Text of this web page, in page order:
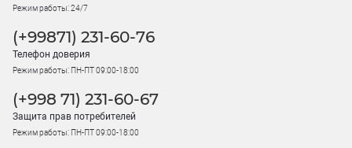
Режим работы: 24/7
(+99871) 231-60-76
Телефон доверия
Режим работы: ПН-ПТ 09:00-18:00
(+998 71) 231-60-67
Защита прав потребителей
Режим работы: ПН-ПТ 09:00-18:00